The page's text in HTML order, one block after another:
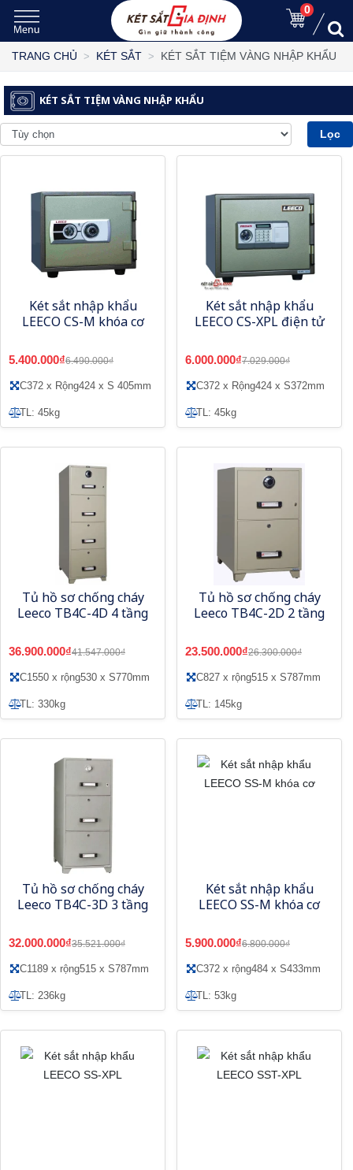
0
TRANG CHỦ KÉT SẮT KÉT SẮT TIỆM VÀNG NHẬP KHẨU
KÉT SẮT TIỆM VÀNG NHẬP KHẨU
Lọc
Két sắt nhập khẩu
LEECO CS-M khóa cơ
5.400.000₫6.490.000₫
C372 x Rộng424 x S 405mm
TL: 45kg
Két sắt nhập khẩu
LEECO CS-XPL điện tử
6.000.000₫7.029.000₫
C372 x Rộng424 x S372mm
TL: 45kg
Tủ hồ sơ chống cháy
Leeco TB4C-4D 4 tầng
36.900.000₫41.547.000₫
C1550 x rộng530 x S770mm
TL: 330kg
Tủ hồ sơ chống cháy
Leeco TB4C-2D 2 tầng
23.500.000₫26.300.000₫
C827 x rộng515 x S787mm
TL: 145kg
Tủ hồ sơ chống cháy
Leeco TB4C-3D 3 tầng
32.000.000₫35.521.000₫
C1189 x rộng515 x S787mm
TL: 236kg
Két sắt nhập khẩu
LEECO SS-M khóa cơ
5.900.000₫6.800.000₫
C372 x rộng484 x S433mm
TL: 53kg